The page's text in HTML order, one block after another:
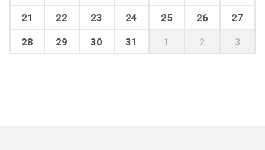
21 22 23 24 25 26 27
28 29 30 31 1 2 3